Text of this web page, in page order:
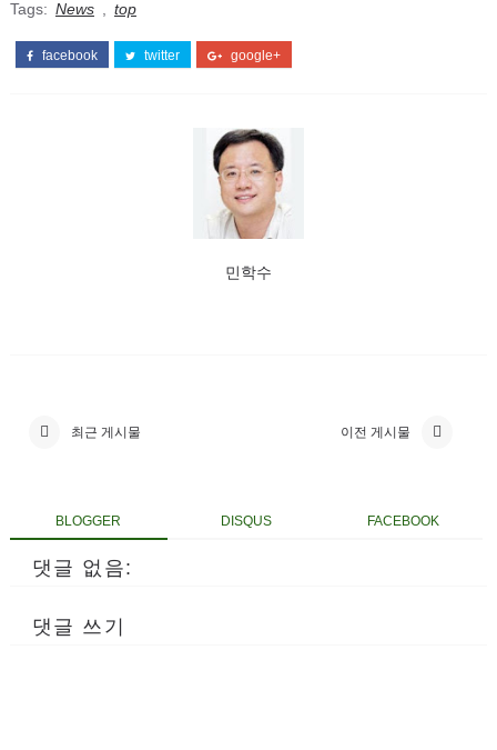
Tags: News top
facebook twitter google+
민학수
최근 게시물 이전 게시물
BLOGGER DISQUS FACEBOOK
댓글 없음:
댓글 쓰기